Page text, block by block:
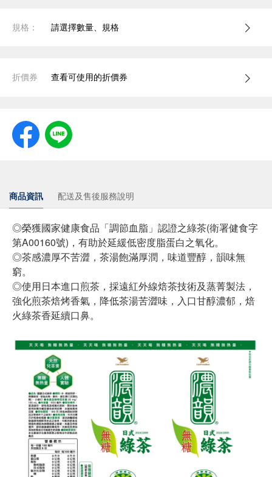
規格： 請選擇數量、規格
折價券 查看可使用的折價券
商品資訊 配送及售後服務說明
◎榮獲國家健康食品「調節血脂」認證之綠茶(衛署健食字
第A00160號)，有助於延緩低密度脂蛋白之氧化。
◎茶感濃厚不苦澀，茶湯飽滿厚潤，味道豐醇，韻味無
窮。
◎使用日本進口煎茶，採遠紅外線焙茶技術及蒸菁製法，
強化煎茶焙烤香氣，降低茶湯苦澀味，入口甘醇濃郁，焙
火綠茶香延續口鼻。